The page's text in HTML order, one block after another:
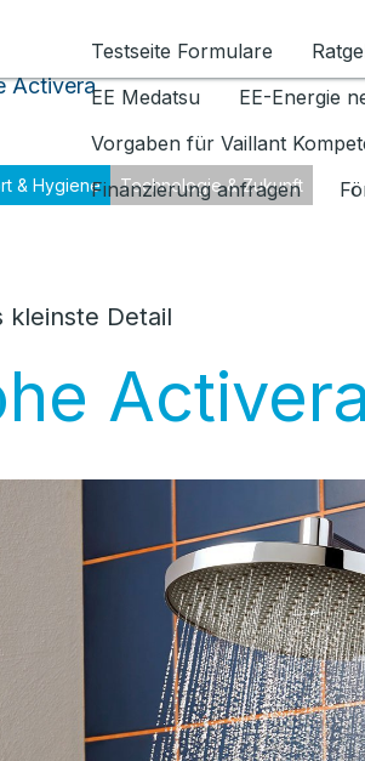
Testseite Formulare
EE Medatsu
EE-Energie
Vorgaben für Vaillant
Finanzierung anfragen
Activera
& Hygiene Technologie & Zukunft
Detail
Activera